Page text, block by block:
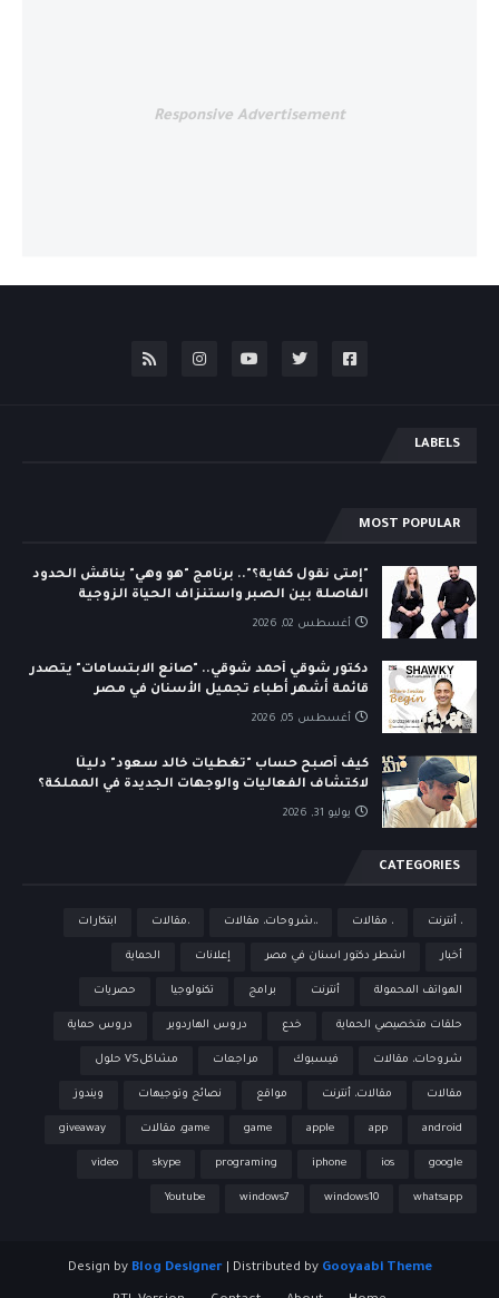
Responsive Advertisement
LABELS
MOST POPULAR
"إمتى نقول كفاية؟".. برنامج "هو وهي" يناقش الحدود
الفاصلة بين الصبر واستنزاف الحياة الزوجية
أغسطس 02, 2026
دكتور شوقي أحمد شوقي.. "صانع الابتسامات" يتصدر
قائمة أشهر أطباء تجميل الأسنان في مصر
أغسطس 05, 2026
كيف أصبح حساب "تغطيات خالد سعود" دليلًا
لاكتشاف الفعاليات والوجهات الجديدة في المملكة؟
يوليو 31, 2026
CATEGORIES
، أنترنت ، مقالات ،،شروحات، مقالات ،مقالات ابتكارات
أخبار اشطر دكتور اسنان في مصر إعلانات الحماية
الهواتف المحمولة أنترنت برامج تكنولوجيا حصريات
حلقات متخصيصي الحماية خدع دروس الهاردوير دروس حماية
شروحات، مقالات فيسبوك مراجعات مشاكلVS حلول
مقالات مقالات، أنترنت مواقع نصائح وتوجيهات ويندوز
android
app
apple
game game، مقالات giveaway
google
ios
iphone
programing
skype
video
whatsapp
windows10
windows7
Youtube
Design by Blog Designer| Distributed by Gooyaabi Theme